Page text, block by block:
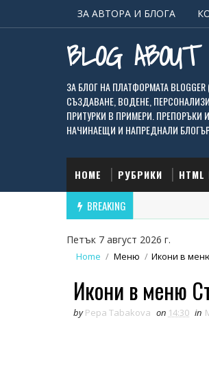
ЗА АВТОРА И БЛОГА
BLOG
ЗА БЛОГ НА ПЛАТФОРМАТА BLOGGER
СЪЗДАВАНЕ, ВОДЕНЕ,
ПРИТУРКИ В ПРИМЕРИ. ПРЕПОРЪКИ
НАЧИНАЕЩИ И НАПРЕДНАЛИ
HOME РУБРИКИ HTML
BREAKING
Петък 7 август 2026 г.
Home / Меню / Икони в
Икони в меню
by Pepa Tabakova on 14:30 in